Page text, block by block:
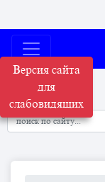
Версия сайта
для
слабовидящих